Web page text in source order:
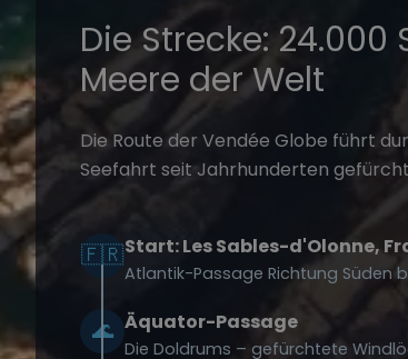
Die Strecke:
Meere der Welt
Die Route der Vendée Globe führt
Seefahrt seit Jahrhunderten
🇫🇷Start: Les Sables-d'Olonne,
Atlantik-Passage Richtung Süden
🌊 Äquator-Passage
Die Doldrums – gefürchtete